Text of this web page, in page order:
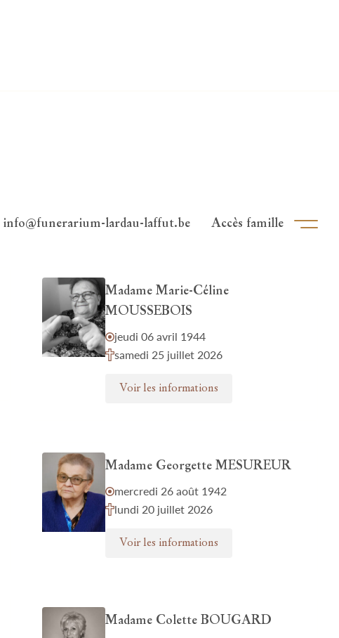
info@funerarium-lardau-laffut.be Accès famille
Madame Marie-Céline
MOUSSEBOIS
jeudi 06 avril 1944
samedi 25 juillet 2026
Voir les informations
Madame Georgette MESUREUR
mercredi 26 août 1942
lundi 20 juillet 2026
Voir les informations
Madame Colette BOUGARD